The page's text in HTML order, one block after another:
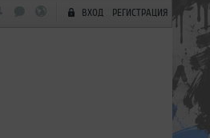
ВХОД РЕГИСТРАЦИЯ